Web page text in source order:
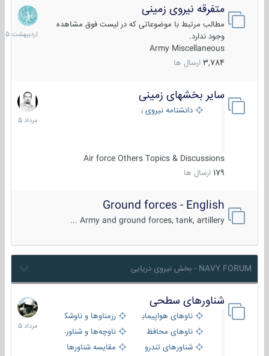
متفرقه نیروی زمینی
مطالب مرتبط با موضوعاتی که در لیست فوق مشاهده
وجود ندارد.
Army Miscellaneous
3,784 ارسال ها
27
1405
سایر بخشهای زمینی
دانشنامه نیروی زمینی
Air force Others Topics & Discussions
179 ارسال ها
9
مرداد
1405
Ground forces - English
Army and ground forces, tank, artillery ...
NAVY FORUM - بخش نیروی دریایی
شناورهای سطحی
ناوهای هواپیمابر و بالگرد بررزمناوها و ناوشکن‌ها
ناوهای محافظ
ناوچه‌ها و شناورهای گشتی
شناورهای تندرو
مقایسه شناورها
2
مرداد
1405